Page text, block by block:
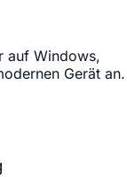
auf Windows,
Gerät an.